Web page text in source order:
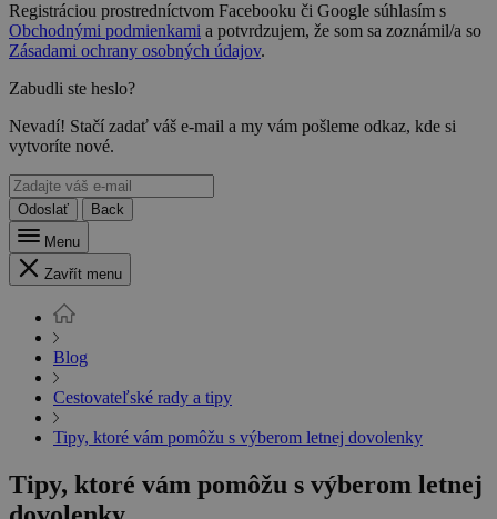
Registráciou prostredníctvom Facebooku či Google súhlasím s
Obchodnými podmienkami a potvrdzujem, že som sa zoznámil/a so
Zásadami ochrany osobných údajov.
Zabudli ste heslo?
Nevadí! Stačí zadať váš e-mail a my vám pošleme odkaz, kde si
vytvoríte nové.
Odoslať
Back
Menu
Zavřít menu
Blog
Cestovateľské rady a tipy
Tipy, ktoré vám pomôžu s výberom letnej dovolenky
Tipy, ktoré vám pomôžu s výberom letnej